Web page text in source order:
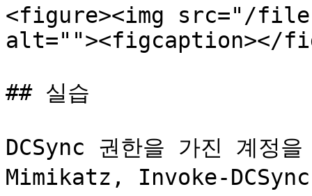
<figure><img src="/files/
alt=""><figcaption></
## 실습
DCSync 권한을 가진 계정
Mimikatz, Invoke-